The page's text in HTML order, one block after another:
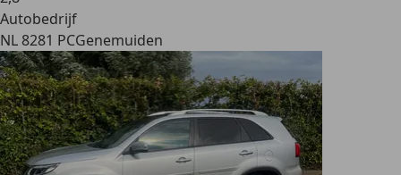
Autobedrijf
NL 8281 PCGenemuiden